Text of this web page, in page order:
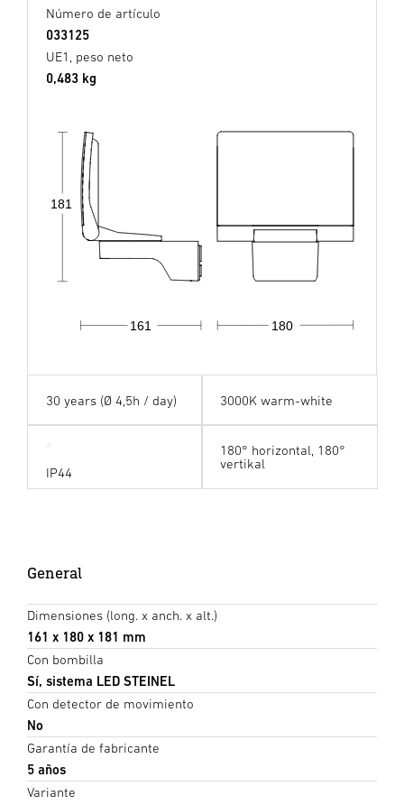
Número de artículo
033125
UE1, peso neto
0,483 kg
161 180
181
30 years (Ø 4,5h / day) 3000K warm-white
IP44
180° horizontal, 180°
vertikal
General
Dimensiones (long. x anch. x alt.)
161 x 180 x 181 mm
Con bombilla
Sí, sistema LED STEINEL
Con detector de movimiento
No
Garantía de fabricante
5 años
Variante